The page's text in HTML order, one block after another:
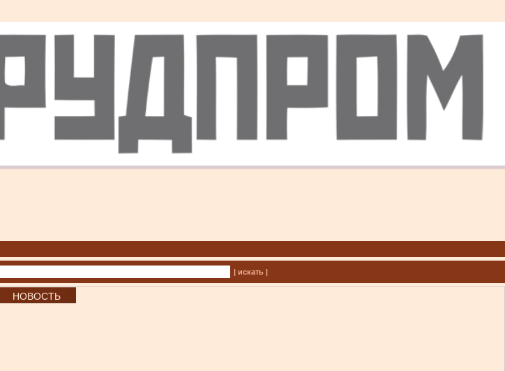
| искать |
НОВОСТЬ